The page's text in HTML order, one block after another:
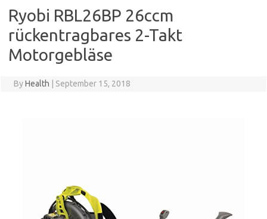
Ryobi RBL26BP 26ccm
rückentragbares 2-Takt
Motorgebläse
ByHealth September 15, 2018